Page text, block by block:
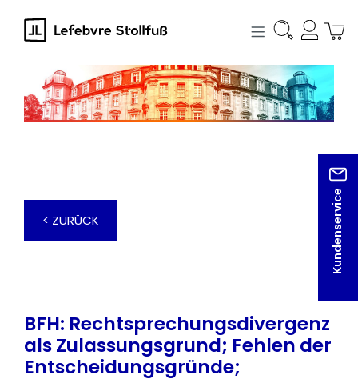
springen
Kundenservice
< ZURÜCK
BFH: Rechtsprechungsdivergenz
als Zulassungsgrund; Fehlen der
Entscheidungsgründe;